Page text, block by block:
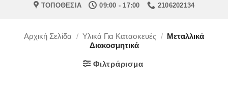
ΤΟΠΟΘΕΣΙΑ 09:00 - 17:00 2106202134
Αρχική Σελίδα / Υλικά Για Κατασκευές / Μεταλλικά
Διακοσμητικά
Φιλτράρισμα